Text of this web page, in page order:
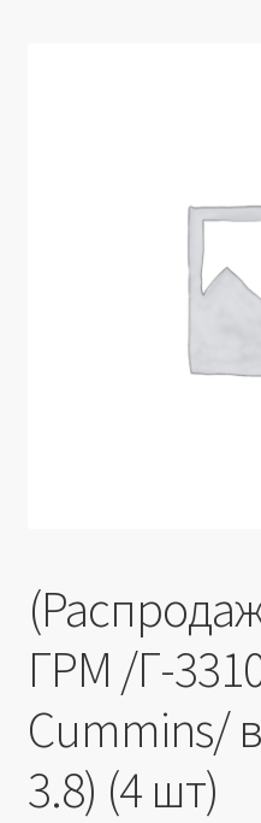
Юридические данные
ГРМ /Г-
Cummins/
3.8) (4 шт)